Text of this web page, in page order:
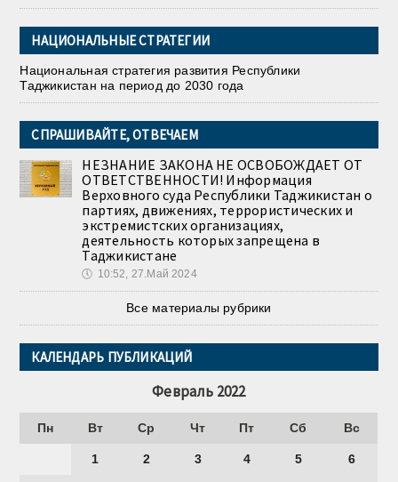
НАЦИОНАЛЬНЫЕ СТРАТЕГИИ
Национальная стратегия развития Республики
Таджикистан на период до 2030 года
СПРАШИВАЙТЕ, ОТВЕЧАЕМ
НЕЗНАНИЕ ЗАКОНА НЕ ОСВОБОЖДАЕТ ОТ
ОТВЕТСТВЕННОСТИ! Информация
Верховного суда Республики Таджикистан о
партиях, движениях, террористических и
экстремистских организациях,
деятельность которых запрещена в
Таджикистане
🕔 10:52, 27.Май 2024
Все материалы рубрики
КАЛЕНДАРЬ ПУБЛИКАЦИЙ
Февраль 2022
Пн Вт Ср Чт Пт Сб Вс
1 2 3 4 5 6